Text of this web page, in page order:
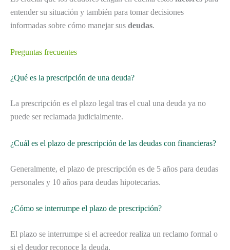
entender su situación y también para tomar decisiones
informadas sobre cómo manejar sus deudas.
Preguntas frecuentes
¿Qué es la prescripción de una deuda?
La prescripción es el plazo legal tras el cual una deuda ya no
puede ser reclamada judicialmente.
¿Cuál es el plazo de prescripción de las deudas con financieras?
Generalmente, el plazo de prescripción es de 5 años para deudas
personales y 10 años para deudas hipotecarias.
¿Cómo se interrumpe el plazo de prescripción?
El plazo se interrumpe si el acreedor realiza un reclamo formal o
si el deudor reconoce la deuda.